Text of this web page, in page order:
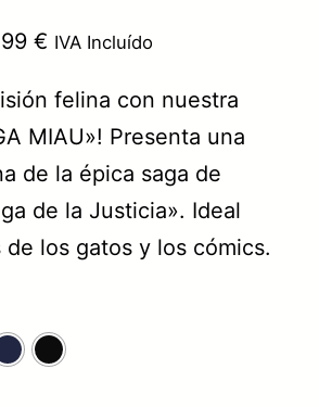
€ E
p
r
e
c
i
a
c
IVA Incluído
felina con nuestra
MIAU»! Presenta una
de la épica saga de
de la Justicia». Ideal
de los gatos y los cómics.